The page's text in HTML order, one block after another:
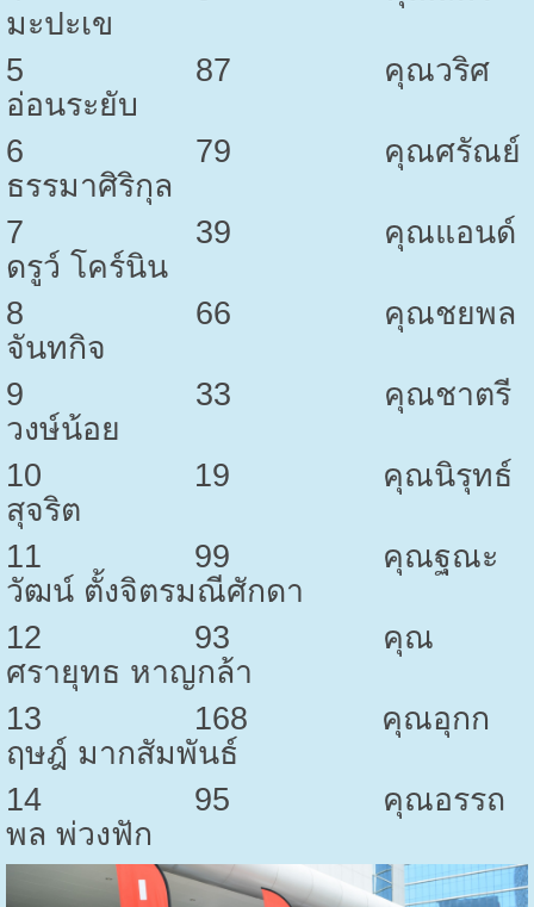
มะปะเข
5
87
คุณวริศ
อ่อนระยับ
6
79
คุณศรัณย์
ธรรมาศิริกุล
7
39
คุณแอนด์
ดรูว์ โคร์นิน
8
66
คุณชยพล
จันทกิจ
9
33
คุณชาตรี
วงษ์น้อย
10
19
คุณนิรุทธ์
สุจริต
11
99
คุณฐณะ
วัฒน์ ตั้งจิตรมณีศักดา
12
93
คุณ
ศรายุทธ หาญกล้า
13
168
คุณอุกก
ฤษฎ์ มากสัมพันธ์
14
95
คุณอรรถ
พล พ่วงฟัก